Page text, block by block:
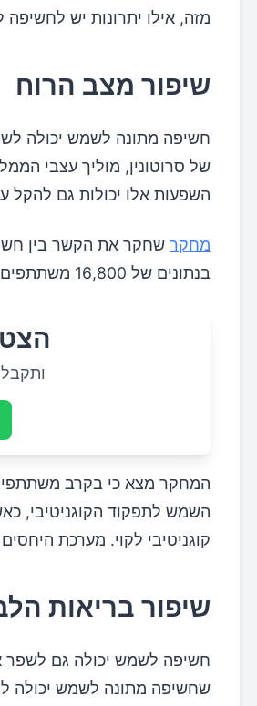
מזה, אילו יתרונות יש
שיפור מצב הרוח
חשיפה מתונה לשמש יכולה
של סרוטונין, מוליך עצבי
השפעות אלו יכולות גם להקל
מחקר שחקר את הקשר בין
בנתונים של 16,800 משתתפים שהיו בני 45 ומעלה.
המחקר מצא כי בקרב משתתפים
השמש לתפקוד הקוגניטיבי,
קוגניטיבי לקוי. מערכת
שיפור בריאות
חשיפה לשמש יכולה גם לשפר
שחשיפה מתונה לשמש יכולה